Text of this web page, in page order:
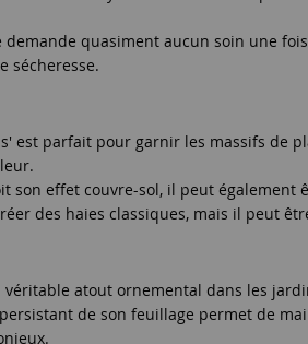
demande quasiment aucun soin une
sécheresse.
est parfait pour garnir les massifs
son effet couvre-sol, il peut
des haies classiques, mais il peut
véritable atout ornemental dans les
de son feuillage permet de